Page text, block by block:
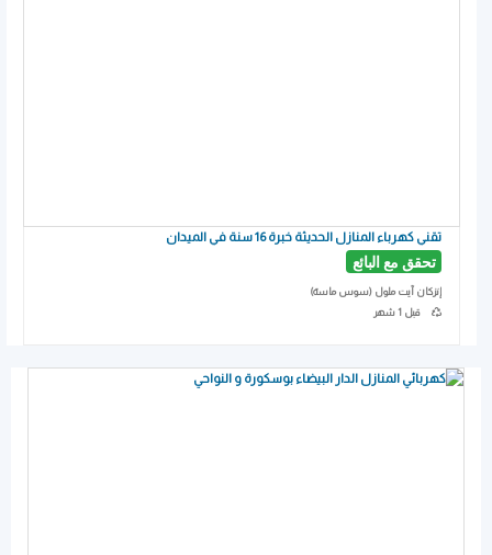
تقني كهرباء المنازل الحديثة خبرة 16 سنة في الميدان
تحقق مع البائع
إنزكان آيت ملول (سوس ماسة)
أخر تحديث
قبل 1 شهر